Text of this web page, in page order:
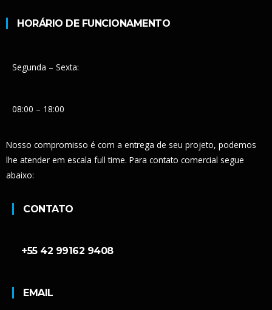
HORÁRIO DE FUNCIONAMENTO
Segunda – Sexta:
08:00 – 18:00
Nosso compromisso é com a entrega de seu projeto, podemos
lhe atender em escala full time. Para contato comercial segue
abaixo:
CONTATO
+55 42 99162 9408
EMAIL